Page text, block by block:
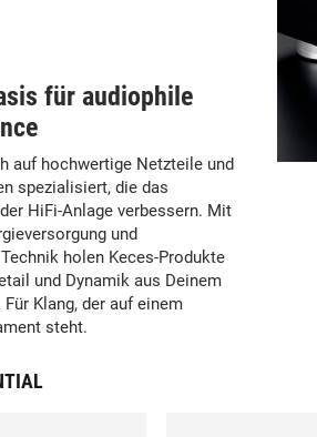
für audiophile
auf hochwertige Netzteile und
spezialisiert, die das
HiFi-Anlage verbessern. Mit
und
holen Keces-Produkte
und Dynamik aus Deinem
Klang, der auf einem
steht.